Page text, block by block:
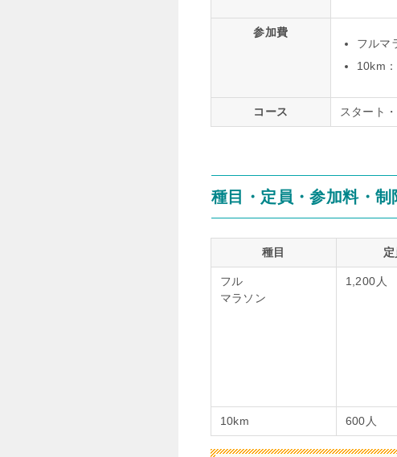
参加費
フルマ
10km
コース スタート
種目・定員・参加料・制
種目 定
フル
マラソン
1,200人
10km 600人